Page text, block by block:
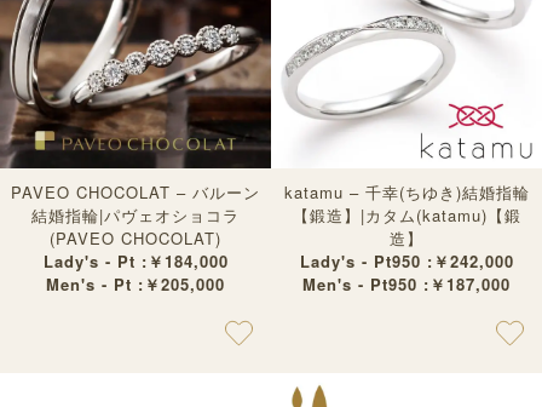
PAVEO CHOCOLAT – バルーン
結婚指輪|パヴェオショコラ
(PAVEO CHOCOLAT)
Lady's - Pt :￥184,000
Men's - Pt :￥205,000
katamu – 千幸(ちゆき)結婚指輪
【鍛造】|カタム(katamu)【鍛
造】
Lady's - Pt950 :￥242,000
Men's - Pt950 :￥187,000